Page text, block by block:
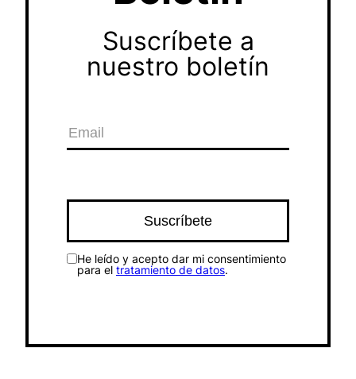
Suscríbete a
nuestro boletín
He leído y acepto dar mi consentimiento
para el tratamiento de datos.